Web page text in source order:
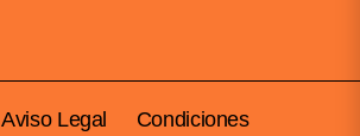
Aviso Legal
Condiciones